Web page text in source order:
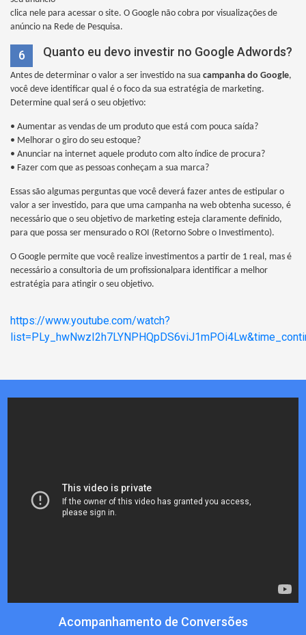
clica nele para acessar o site. O Google não cobra por visualizações de
anúncio na Rede de Pesquisa.
6 Quanto eu devo investir no Google Adwords?
Antes de determinar o valor a ser investido na sua campanha do Google,
você deve identificar qual é o foco da sua estratégia de marketing.
Determine qual será o seu objetivo:
• Aumentar as vendas de um produto que está com pouca saída?
• Melhorar o giro do seu estoque?
• Anunciar na internet aquele produto com alto índice de procura?
• Fazer com que as pessoas conheçam a sua marca?
Essas são algumas perguntas que você deverá fazer antes de estipular o
valor a ser investido, para que uma campanha na web obtenha sucesso, é
necessário que o seu objetivo de marketing esteja claramente definido,
para que possa ser mensurado o ROI (Retorno Sobre o Investimento).
O Google permite que você realize investimentos a partir de 1 real, mas é
necessário a consultoria de um profissionalpara identificar a melhor
estratégia para atingir o seu objetivo.
https://www.youtube.com/watch?
Acompanhamento de Conversões